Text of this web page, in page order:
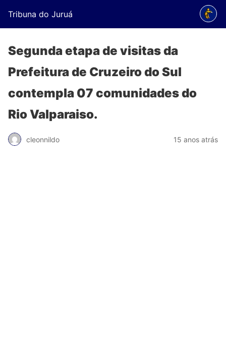
Tribuna do Juruá
Segunda etapa de visitas da
Prefeitura de Cruzeiro do Sul
contempla 07 comunidades do
Rio Valparaiso.
cleonnildo 15 anos atrás